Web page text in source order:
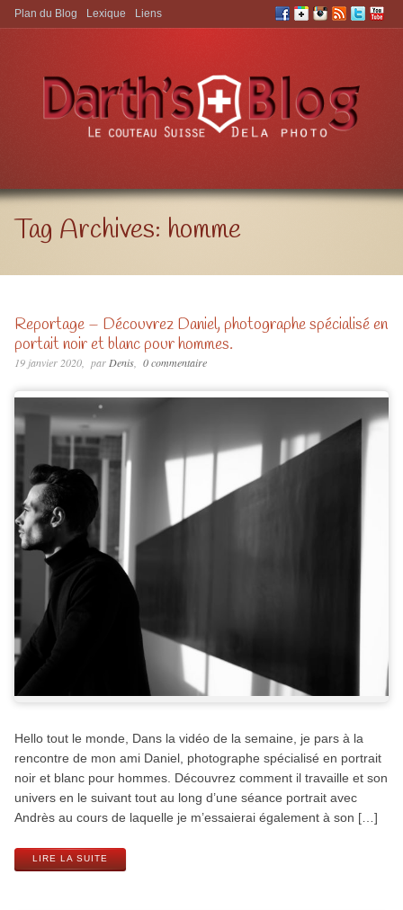
Aller à:
Plan du Blog Lexique Liens
Tag Archives: homme
Reportage – Découvrez Daniel, photographe spécialisé en
portait noir et blanc pour hommes.
19 janvier 2020 parDenis 0 commentaire
Hello tout le monde, Dans la vidéo de la semaine, je pars à la
rencontre de mon ami Daniel, photographe spécialisé en portrait
noir et blanc pour hommes. Découvrez comment il travaille et son
univers en le suivant tout au long d’une séance portrait avec
Andrès au cours de laquelle je m’essaierai également à son […]
LIRE LA SUITE